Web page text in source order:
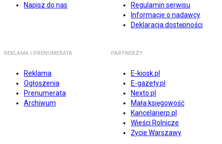
Napisz do nas
Regulamin serwisu
Informacje o nadawcy
Deklaracja dostępności
REKLAMA I PRENUMERATA
Reklama
Ogłoszenia
Prenumerata
Archiwum
PARTNERZY
E-kiosk.pl
E-gazety.pl
Nexto.pl
Mała księgowość
Kancelarierp.pl
Wieści Rolnicze
Życie Warszawy